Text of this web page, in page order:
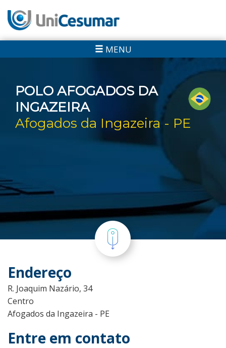
MENU
POLO AFOGADOS DA
INGAZEIRA
Afogados da Ingazeira - PE
Endereço
R. Joaquim Nazário, 34
Centro
Afogados da Ingazeira - PE
Entre em contato